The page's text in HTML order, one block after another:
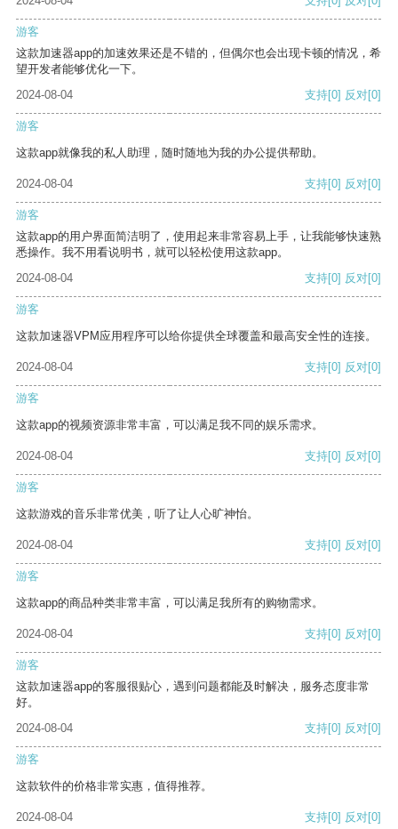
游客
这款加速器app的加速效果还是不错的，但偶尔也会出现卡顿的情况，希
望开发者能够优化一下。
2024-08-04
支持[0] 反对[0]
游客
这款app就像我的私人助理，随时随地为我的办公提供帮助。
2024-08-04 支持[0] 反对[0]
游客
这款app的用户界面简洁明了，使用起来非常容易上手，让我能够快速熟
悉操作。我不用看说明书，就可以轻松使用这款app。
2024-08-04
支持[0] 反对[0]
游客
这款加速器VPM应用程序可以给你提供全球覆盖和最高安全性的连接。
2024-08-04 支持[0] 反对[0]
游客
这款app的视频资源非常丰富，可以满足我不同的娱乐需求。
2024-08-04 支持[0] 反对[0]
游客
这款游戏的音乐非常优美，听了让人心旷神怡。
2024-08-04 支持[0] 反对[0]
游客
这款app的商品种类非常丰富，可以满足我所有的购物需求。
2024-08-04 支持[0] 反对[0]
游客
这款加速器app的客服很贴心，遇到问题都能及时解决，服务态度非常
好。
2024-08-04
支持[0] 反对[0]
游客
这款软件的价格非常实惠，值得推荐。
2024-08-04 支持[0] 反对[0]